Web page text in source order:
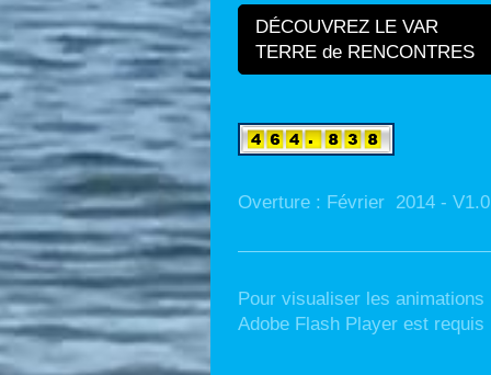
DÉCOUVREZ LE VAR
TERRE de RENCONTRES
Overture : Février 2014 - V1.0
Pour visualiser les animations
Adobe Flash Player est requis